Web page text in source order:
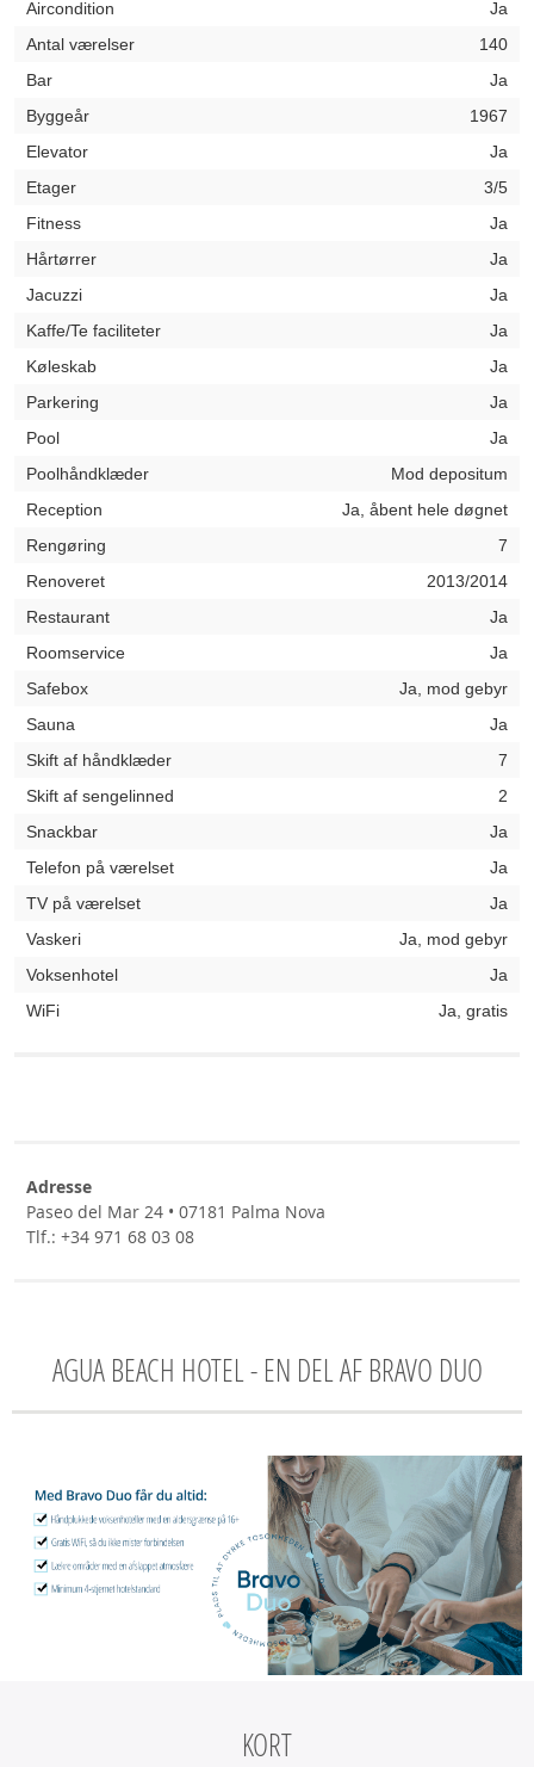
Aircondition
Ja
Antal værelser
140
Bar
Ja
Byggeår
1967
Elevator
Ja
Etager
3/5
Fitness
Ja
Hårtørrer
Ja
Jacuzzi
Ja
Kaffe/Te faciliteter
Ja
Køleskab
Ja
Parkering
Ja
Pool
Ja
Poolhåndklæder
Mod depositum
Reception
Ja, åbent hele døgnet
Rengøring
7
Renoveret
2013/2014
Restaurant
Ja
Roomservice
Ja
Safebox
Ja, mod gebyr
Sauna
Ja
Skift af håndklæder
7
Skift af sengelinned
2
Snackbar
Ja
Telefon på værelset
Ja
TV på værelset
Ja
Vaskeri
Ja, mod gebyr
Voksenhotel
Ja
WiFi
Ja, gratis
Adresse
Paseo del Mar 24 • 07181 Palma Nova
Tlf.: +34 971 68 03 08
AGUA BEACH HOTEL - EN DEL AF BRAVO DUO
KORT